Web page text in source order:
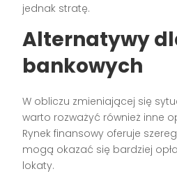
jednak stratę.
Alternatywy
bankowych
W obliczu zmieniającej się
warto rozważyć również inne
Rynek finansowy oferuje
mogą okazać się bardziej
lokaty.